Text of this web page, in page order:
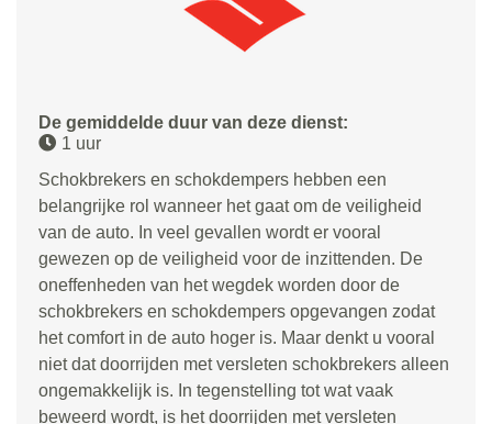
De gemiddelde duur van deze dienst:
1 uur
Schokbrekers en schokdempers hebben een
belangrijke rol wanneer het gaat om de veiligheid
van de auto. In veel gevallen wordt er vooral
gewezen op de veiligheid voor de inzittenden. De
oneffenheden van het wegdek worden door de
schokbrekers en schokdempers opgevangen zodat
het comfort in de auto hoger is. Maar denkt u vooral
niet dat doorrijden met versleten schokbrekers alleen
ongemakkelijk is. In tegenstelling tot wat vaak
beweerd wordt, is het doorrijden met versleten